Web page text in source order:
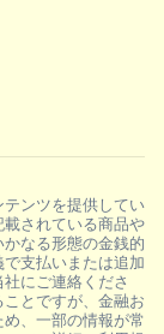
ンツを提供してい
されている商品や
なる形態の金銭的
支払いまたは追加
にご連絡くださ
とですが、金融お
、一部の情報が常